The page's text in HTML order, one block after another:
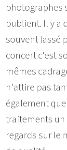
photographes
publient. Il y a
souvent lassé
concert c'est
mêmes
n'attire pas
également
traitements
regards sur le